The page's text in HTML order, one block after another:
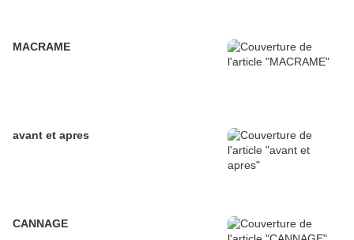
MACRAME
avant et apres
CANNAGE